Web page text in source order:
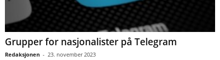
Grupper for nasjonalister på Telegram
Redaksjonen - 23. november 2023